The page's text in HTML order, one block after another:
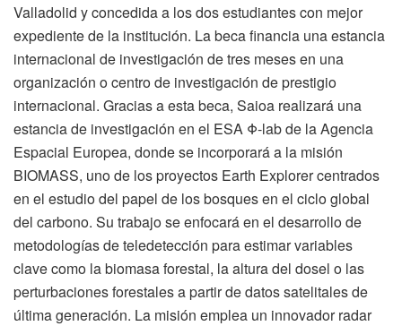
Valladolid y concedida a los dos estudiantes con mejor
expediente de la institución. La beca financia una estancia
internacional de investigación de tres meses en una
organización o centro de investigación de prestigio
internacional. Gracias a esta beca, Saioa realizará una
estancia de investigación en el ESA Φ-lab de la Agencia
Espacial Europea, donde se incorporará a la misión
BIOMASS, uno de los proyectos Earth Explorer centrados
en el estudio del papel de los bosques en el ciclo global
del carbono. Su trabajo se enfocará en el desarrollo de
metodologías de teledetección para estimar variables
clave como la biomasa forestal, la altura del dosel o las
perturbaciones forestales a partir de datos satelitales de
última generación. La misión emplea un innovador radar